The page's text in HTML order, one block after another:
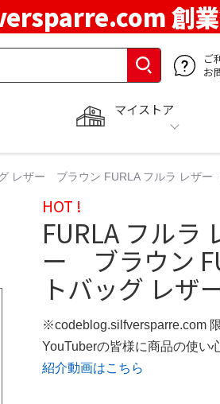
創
ご
お
マイストア
レザー ブラウン FURLA フルラ レザー
HOT !
FURLA フルラ
ー ブラウン
トバッグ レ
※codeblog.silfversparre.com
YouTuberの皆様に商品の使い
紹介動画はこちら